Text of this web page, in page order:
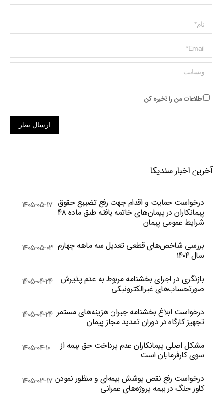
Name *
ایمیل *
وبسایت
اطلاعات من را ذخیره کن
ارسال نظر
آخرین اخبار سندیکا
درخواست حمایت و اقدام جهت رفع تضییع حقوق
پیمانکاران در پیمان‌های خاتمه یافته طبق ماده ۴۸
شرایط عمومی پیمان
۱۴۰۵-۰۵-۱۷
بررسی شاخص‌های قطعی تعدیل سه ماهه چهارم
سال ۱۴۰۴
۱۴۰۵-۰۵-۰۳
بازنگری در اجرای بخشنامه مربوط به عدم پذیرش
صورتحساب‌های غیرالکترونیکی
۱۴۰۵-۰۴-۲۴
درخواست ابلاغ بخشنامه جبران هزینه‌های مستمر
تجهیز کارگاه در دوران تمدید مجاز پیمان
۱۴۰۵-۰۴-۲۴
مشکل اصلی پیمانکاران عدم پرداخت حق بیمه از
سوی کارفرمایان است
۱۴۰۵-۰۴-۱۰
درخواست رفع نقص پوشش بیمه‌ای و منظور نمودن
کلوز جنگ در بیمه پروژه‌های عمرانی
۱۴۰۵-۰۳-۱۷